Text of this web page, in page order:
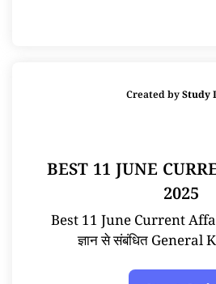
Created byStudy
BEST 11 JUNE
2025
Best 11 June Current
ज्ञान से संबंधित General